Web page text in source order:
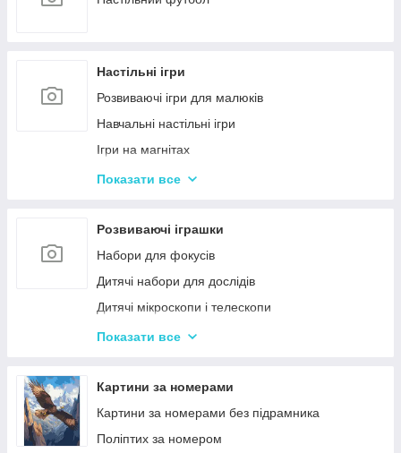
Настільні ігри
Розвиваючі ігри для малюків
Навчальні настільні ігри
Ігри на магнітах
Ігри-бродилки
Крокодил
Аліас Або Скажи Інакше
Гра Хто Я?
Вікторина
Твістер
Ігри типу Дженга
Ігри-головоломки
Дитяче Лото і Доміно
Показати все
Розвиваючі іграшки
Набори для фокусів
Дитячі набори для дослідів
Дитячі мікроскопи і телескопи
Розвиваючі Магніти для дітей
Дитячі ноутбуки, планшети
Інтерактивні розмовляючі плакати
Спіннери
Показати все
Картини за номерами
Картини за номерами без підрамника
Поліптих за номером